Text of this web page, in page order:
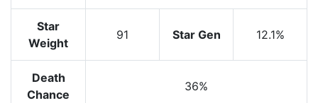
Star
Weight
91 Star Gen 12.1%
Death
Chance
36%